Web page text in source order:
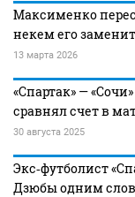
Максименко
некем его
13 марта 2026
«Спартак» —
сравнял счет в
30 августа 2025
Экс‑футболист
Дзюбы одним